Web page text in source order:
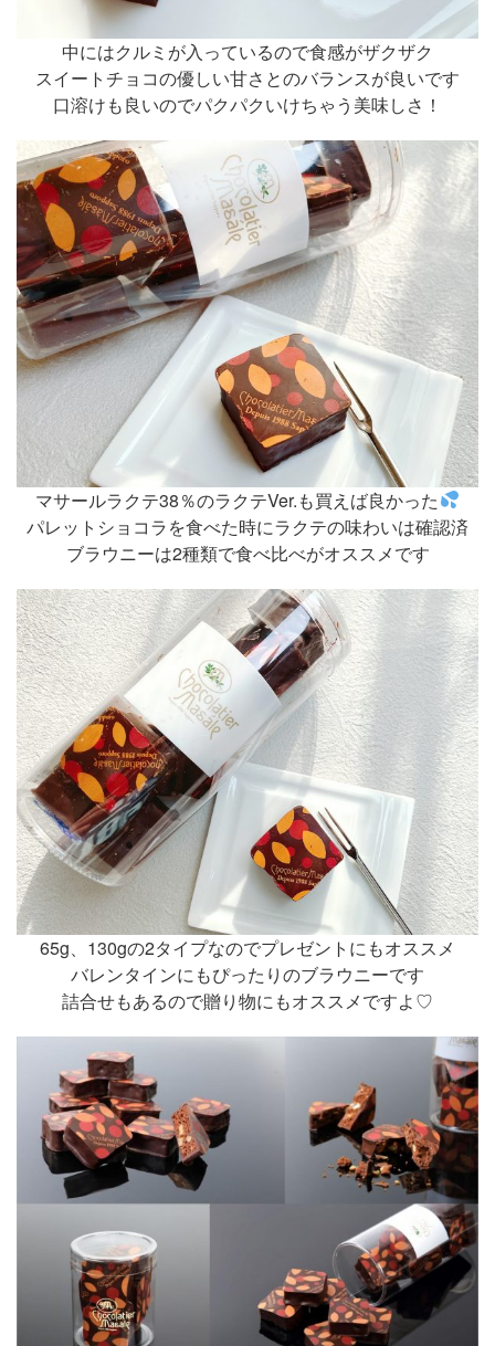
中にはクルミが入っているので食感がザクザク
スイートチョコの優しい甘さとのバランスが良いです
口溶けも良いのでパクパクいけちゃう美味しさ！
マサールラクテ38％のラクテVer.も買えば良かった
パレットショコラを食べた時にラクテの味わいは確認済
ブラウニーは2種類で食べ比べがオススメです
65g、130gの2タイプなのでプレゼントにもオススメ
バレンタインにもぴったりのブラウニーです
詰合せもあるので贈り物にもオススメですよ♡